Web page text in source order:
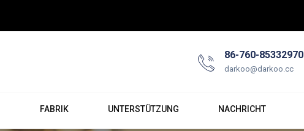
86-760-85332970
darkoo@darkoo.cc
FABRIK UNTERSTÜTZUNG NACHRICHT